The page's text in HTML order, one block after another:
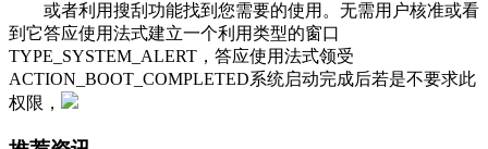
或者利用搜刮功能找到您需要的使用。无需用户核准或看
到它答应使用法式建立一个利用类型的窗口
TYPE_SYSTEM_ALERT，答应使用法式领受
ACTION_BOOT_COMPLETED系统启动完成后若是不要求此
权限，